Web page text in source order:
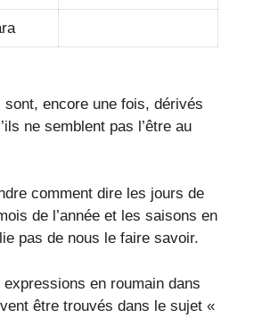
sont, encore une fois, dérivés
ne semblent pas l’être au
comment dire les jours de
de l’année et les saisons en
pas de nous le faire savoir.
en roumain dans
être trouvés dans le sujet «